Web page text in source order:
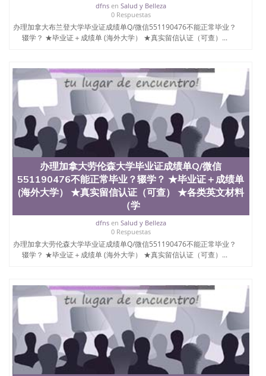
dfnsen Salud y Belleza
0 Respuestas
办理加拿大布兰登大学毕业证成绩单Q/微信551190476不能正常毕业？
辍学？ ★毕业证＋成绩单 (海外大学） ★真实留信认证（可查）...
办理加拿大劳伦森大学毕业证成绩单Q/微信
551190476不能正常毕业？辍学？ ★毕业证＋成绩单
(海外大学） ★真实留信认证（可查） ★各类英文材料
（学
dfnsen Salud y Belleza
0 Respuestas
办理加拿大劳伦森大学毕业证成绩单Q/微信551190476不能正常毕业？
辍学？ ★毕业证＋成绩单 (海外大学） ★真实留信认证（可查）...